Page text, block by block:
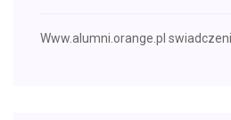
Www.alumni.orange.pl